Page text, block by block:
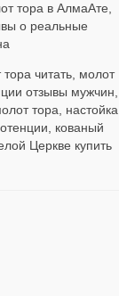
тора в АлмаАте,
о реальные
читать, молот
отзывы мужчин,
тора, настойка
кованый
Церкве купить